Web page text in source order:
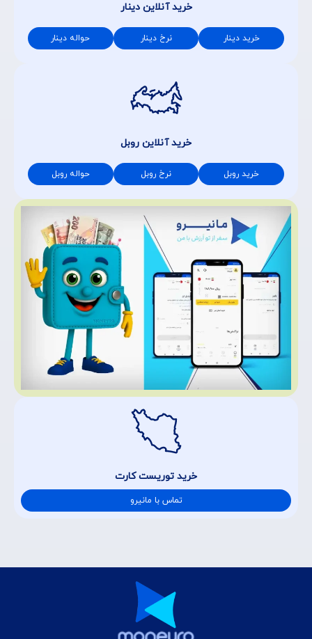
خرید آنلاین دینار
خرید دینار نرخ دینار حواله دینار
خرید آنلاین روبل
خرید روبل نرخ روبل حواله روبل
خرید توریست کارت
تماس با مانیرو